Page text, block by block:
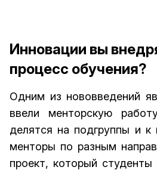
Инновации вы
процесс обучения?
Одним из нововведений
ввели менторскую
делятся на подгруппы и
менторы по разным
проект, который